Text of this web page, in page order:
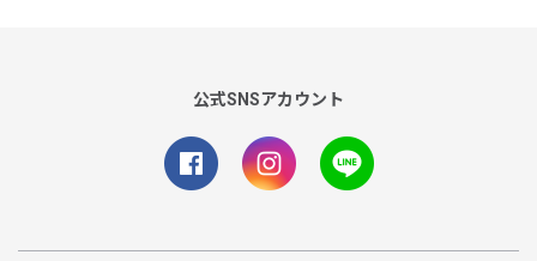
公式SNSアカウント